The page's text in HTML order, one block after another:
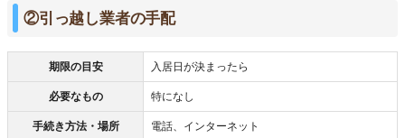
②引っ越し業者の手配
期限の目安 入居日が決まったら
必要なもの 特になし
手続き方法・場所 電話、インターネット